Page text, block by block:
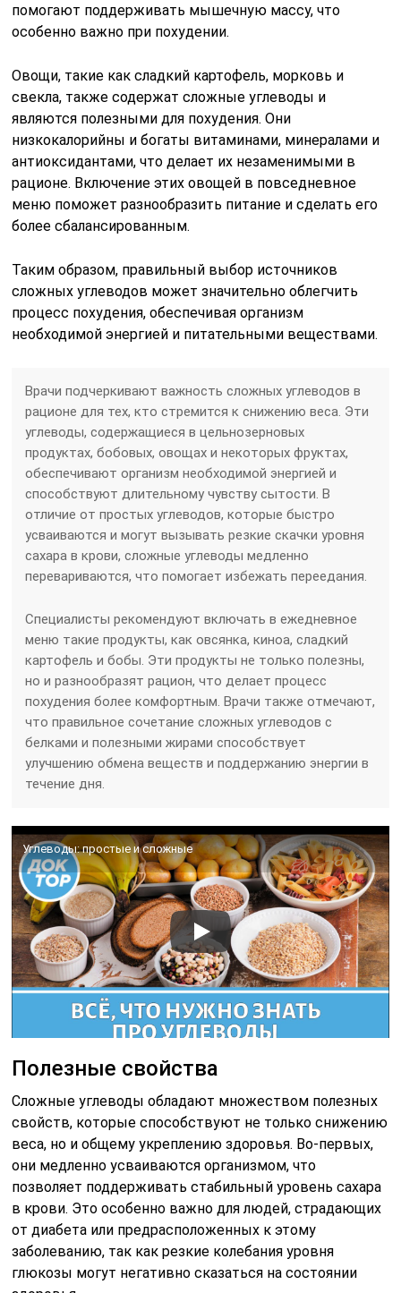
помогают поддерживать мышечную массу, что
особенно важно при похудении.
Овощи, такие как сладкий картофель, морковь и
свекла, также содержат сложные углеводы и
являются полезными для похудения. Они
низкокалорийны и богаты витаминами, минералами и
антиоксидантами, что делает их незаменимыми в
рационе. Включение этих овощей в повседневное
меню поможет разнообразить питание и сделать его
более сбалансированным.
Таким образом, правильный выбор источников
сложных углеводов может значительно облегчить
процесс похудения, обеспечивая организм
необходимой энергией и питательными веществами.
Врачи подчеркивают важность сложных углеводов в
рационе для тех, кто стремится к снижению веса. Эти
углеводы, содержащиеся в цельнозерновых
продуктах, бобовых, овощах и некоторых фруктах,
обеспечивают организм необходимой энергией и
способствуют длительному чувству сытости. В
отличие от простых углеводов, которые быстро
усваиваются и могут вызывать резкие скачки уровня
сахара в крови, сложные углеводы медленно
перевариваются, что помогает избежать переедания.
Специалисты рекомендуют включать в ежедневное
меню такие продукты, как овсянка, киноа, сладкий
картофель и бобы. Эти продукты не только полезны,
но и разнообразят рацион, что делает процесс
похудения более комфортным. Врачи также отмечают,
что правильное сочетание сложных углеводов с
белками и полезными жирами способствует
улучшению обмена веществ и поддержанию энергии в
течение дня.
Углеводы: простые и сложные
Полезные свойства
Сложные углеводы обладают множеством полезных
свойств, которые способствуют не только снижению
веса, но и общему укреплению здоровья. Во-первых,
они медленно усваиваются организмом, что
позволяет поддерживать стабильный уровень сахара
в крови. Это особенно важно для людей, страдающих
от диабета или предрасположенных к этому
заболеванию, так как резкие колебания уровня
глюкозы могут негативно сказаться на состоянии